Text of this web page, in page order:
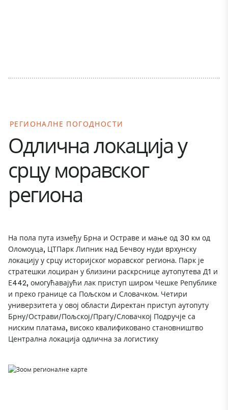
РЕГИОНАЛНЕ ПОГОДНОСТИ
Одлична локација у
срцу моравског
региона
На пола пута између Брна и Остраве и мање од 30 км од
Оломоуца, ЦТПарк Липник над Бечвоу нуди врхунску
локацију у срцу историјског моравског региона. Парк је
стратешки лоциран у близини раскрснице аутопутева Д1 и
Е442, омогућавајући лак приступ широм Чешке Републике
и преко границе са Пољском и Словачком. Четири
универзитета у овој области Директан приступ аутопуту
Брну/Острави/Пољској/Прагу/Словачкој Подручје са
ниским платама, високо квалификовано становништво
Централна локација одлична за логистику